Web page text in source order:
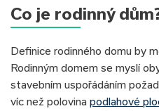
Co je rodinný dům
Definice rodinného domu by
Rodinným domem se myslí
stavebním uspořádáním
víc než polovina podlahové